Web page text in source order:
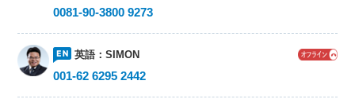
0081-90-3800 9273
英語： SIMON
001-62 6295 2442